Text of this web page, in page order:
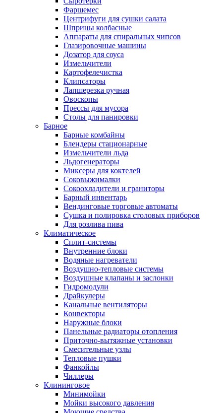
Фаршемес
Центрифуги для сушки салата
Шприцы колбасные
Аппараты для спиральных чипсов
Глазировочные машины
Дозатор для соуса
Измельчители
Картофелечистка
Клипсаторы
Лапшерезка ручная
Овоскопы
Прессы для мусора
Столы для панировки
Барное
Барные комбайны
Блендеры стационарные
Измельчители льда
Льдогенераторы
Миксеры для коктелей
Соковыжималки
Сокоохладители и граниторы
Барный инвентарь
Вендинговые торговые автоматы
Сушка и полировка столовых приборов
Для розлива пива
Климатическое
Сплит-системы
Внутренние блоки
Водяные нагреватели
Воздушно-тепловые системы
Воздушные клапаны и заслонки
Гидромодули
Драйкулеры
Канальные вентиляторы
Конвекторы
Наружные блоки
Панельные радиаторы отопления
Приточно-вытяжные установки
Смесительные узлы
Тепловые пушки
Фанкойлы
Чиллеры
Клининговое
Минимойки
Мойки высокого давления